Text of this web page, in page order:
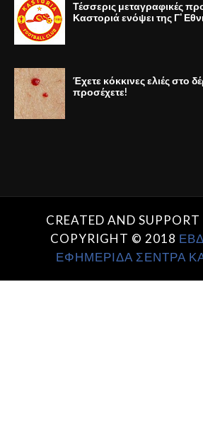
Τέσσερις μεταγραφικές
Καστοριά ενόψει της Γ'
Έχετε κόκκινες ελιές στο
προσέχετε!
CREATED AND SUPPORT
COPYRIGHT © 2018
ΕΦΗΜΕΡΙΔΑ ΣΕΝΤΡΑ